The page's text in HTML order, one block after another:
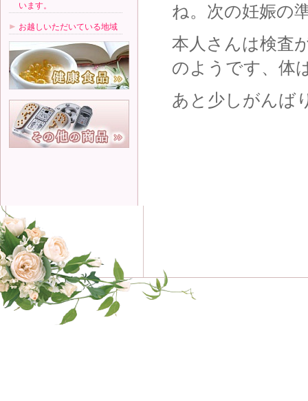
ね。次の妊娠の
本人さんは検査
のようです、体
あと少しがんば
います。
お越しいただいている地域